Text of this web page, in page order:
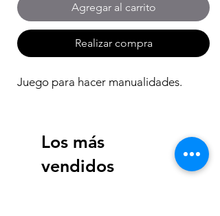
Agregar al carrito
Realizar compra
Juego para hacer manualidades.
Los más
vendidos